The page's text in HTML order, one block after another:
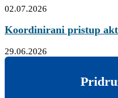
02.07.2026
Koordinirani pristup
29.06.2026